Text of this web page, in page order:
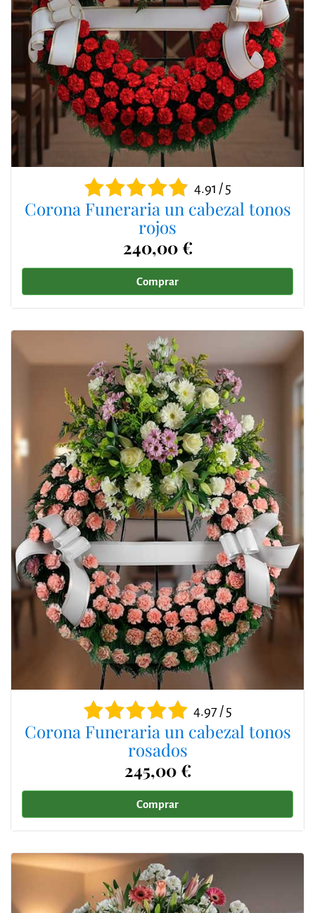
4.91 / 5
Corona Funeraria un cabezal tonos
rojos
240,00 €
Comprar
4.97 / 5
Corona Funeraria un cabezal tonos
rosados
245,00 €
Comprar